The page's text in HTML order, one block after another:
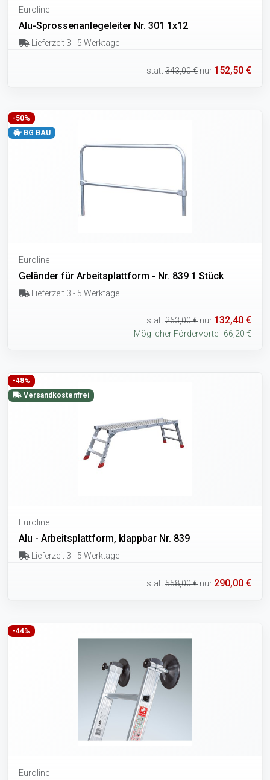
Euroline
Alu-Sprossenanlegeleiter Nr. 301 1x12
Lieferzeit 3 - 5 Werktage
statt343,00 € nur 152,50 €
-50%
BG BAU
Euroline
Geländer für Arbeitsplattform - Nr. 839 1 Stück
Lieferzeit 3 - 5 Werktage
statt263,00 € nur 132,40 €
Möglicher Fördervorteil 66,20 €
-48%
Versandkostenfrei
Euroline
Alu - Arbeitsplattform, klappbar Nr. 839
Lieferzeit 3 - 5 Werktage
statt558,00 € nur 290,00 €
-44%
Euroline